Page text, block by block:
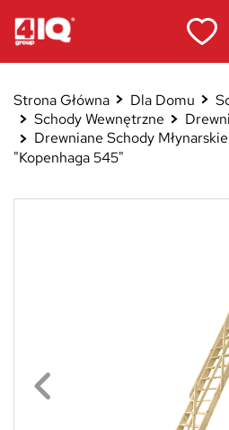
Strona Główna Dla Domu
Schody Wewnętrzne
Drewniane Schody
"Kopenhaga 545"